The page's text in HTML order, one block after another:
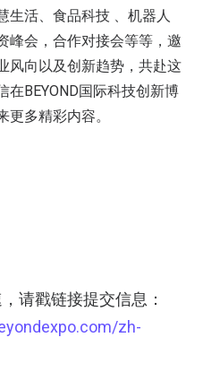
生活、食品科技 、机器人
峰会，合作对接会等等，邀
风向以及创新趋势，共赴这
在BEYOND国际科技创新博
多精彩内容。
请戳链接提交信息：
zh-